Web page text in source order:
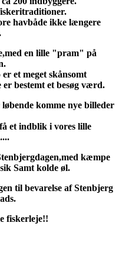
havbåde ikke længere
en lille "pram" på
et meget skånsomt
bestemt et besøg værd.
komme nye billeder
et indblik i vores lille
kæmpe
Samt kolde øl.
til bevarelse af Stenbjerg
fiskerleje!!